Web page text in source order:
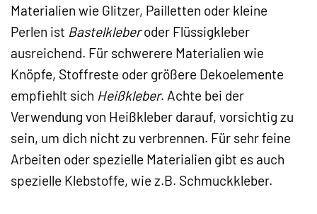
Materialien wie Glitzer, Pailletten oder kleine
Perlen ist Bastelkleberoder Flüssigkleber
ausreichend. Für schwerere Materialien wie
Knöpfe, Stoffreste oder größere Dekoelemente
empfiehlt sich Heißkleber. Achte bei der
Verwendung von Heißkleber darauf, vorsichtig zu
sein, um dich nicht zu verbrennen. Für sehr feine
Arbeiten oder spezielle Materialien gibt es auch
spezielle Klebstoffe, wie z.B. Schmuckkleber.